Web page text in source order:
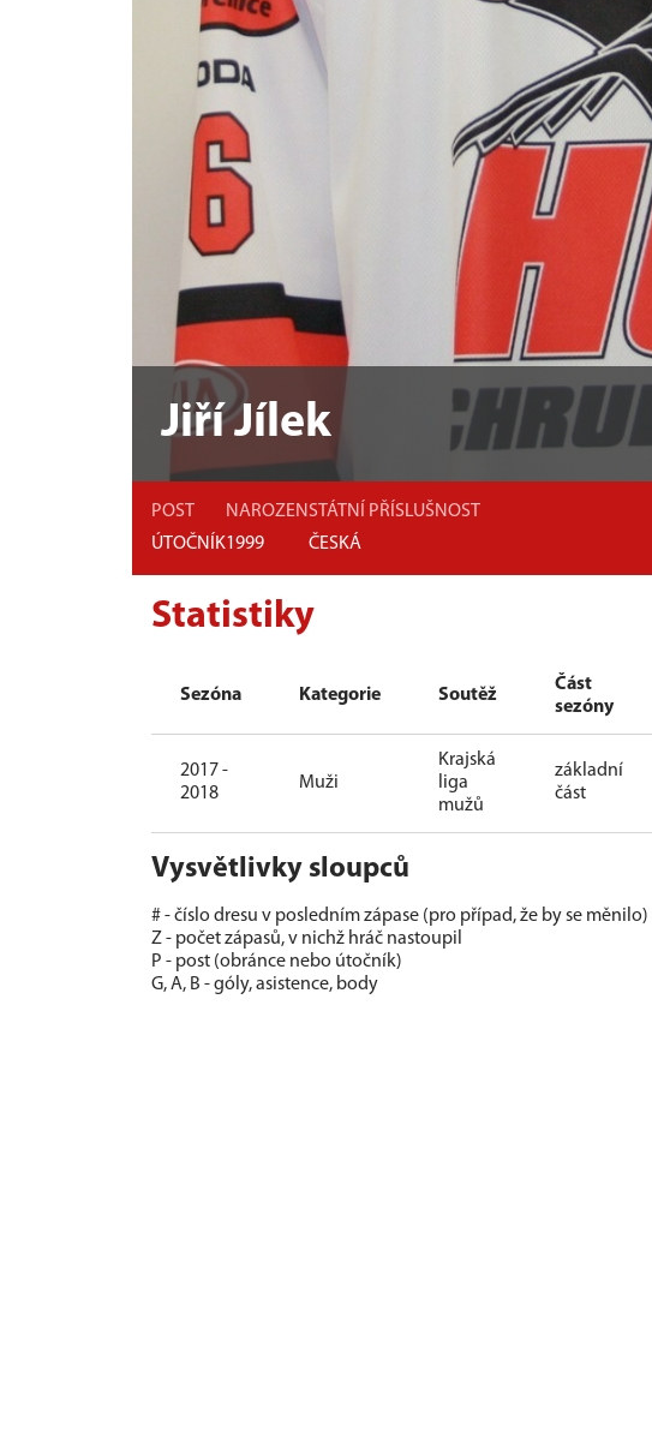
Jiří Jílek
POST
ÚTOČNÍK
NAROZEN
1999
STÁTNÍ PŘÍSLUŠNOST
ČESKÁ
Statistiky
Sezóna Kategorie Soutěž
Část
sezóny
2017 -
2018
Muži
Krajská
liga
mužů
základní
část
Vysvětlivky sloupců
# - číslo dresu v posledním zápase (pro případ, že by se měnilo)
Z - počet zápasů, v nichž hráč nastoupil
P - post (obránce nebo útočník)
G, A, B - góly, asistence, body